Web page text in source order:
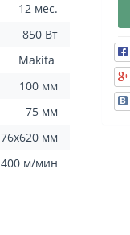
12 мес.
850 Вт
Makita
100 мм
75 мм
76x620 мм
400 м/мин